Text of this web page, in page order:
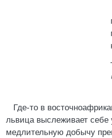
Где-то в
львица выслеживает
медлительную добычу